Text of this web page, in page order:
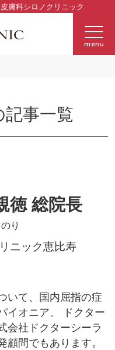
膚科シロノクリニック
menu
事一覧
徳 総院長
り
ニック恵比寿
いて、国内屈指の症
イオニア。 ドクター
会社ドクターシーラ
問でもあります。